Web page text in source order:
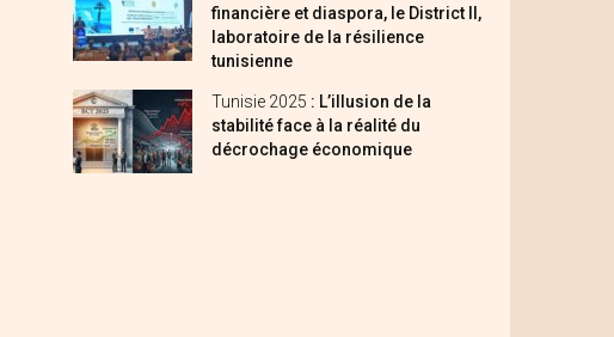
financière et diaspora, le District II,
laboratoire de la résilience
tunisienne
Tunisie 2025 : L’illusion de la
stabilité face à la réalité du
décrochage économique